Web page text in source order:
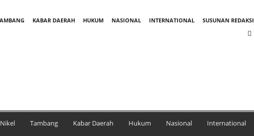
KABAR DAERAH HUKUM NASIONAL INTERNATIONAL SUSUNAN REDAKSI
Nikel Tambang Kabar Daerah Hukum Nasional International